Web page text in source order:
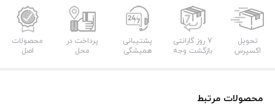
تحویل
اکسپرس
7 روز گارانتی
بازگشت وجه
پشتیبانی
همیشگی
پرداخت در
محل
محصولات
اصل
محصولات مرتبط